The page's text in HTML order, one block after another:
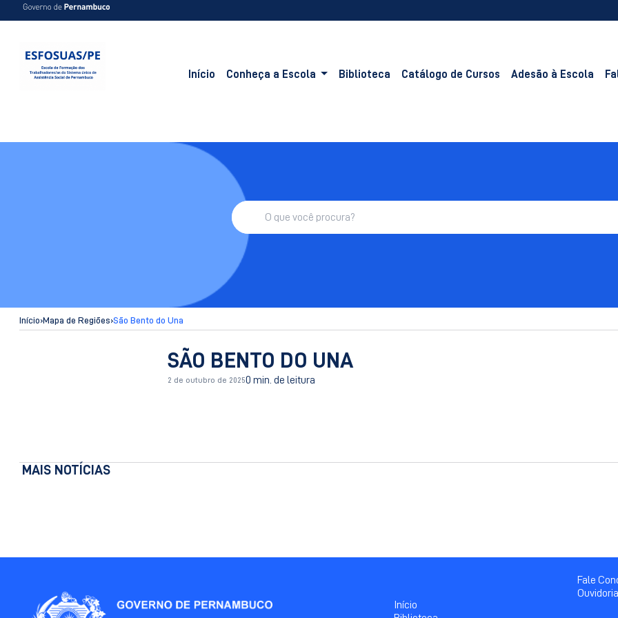
Início Conheça a Escola Biblioteca Catálogo de Cursos Adesão à Escola
Início›Mapa de Regiões›São Bento do Una
SÃO BENTO DO UNA
2 de outubro de 20250 min. de leitura
MAIS NOTÍCIAS
Início
Fale
Ouvidoria